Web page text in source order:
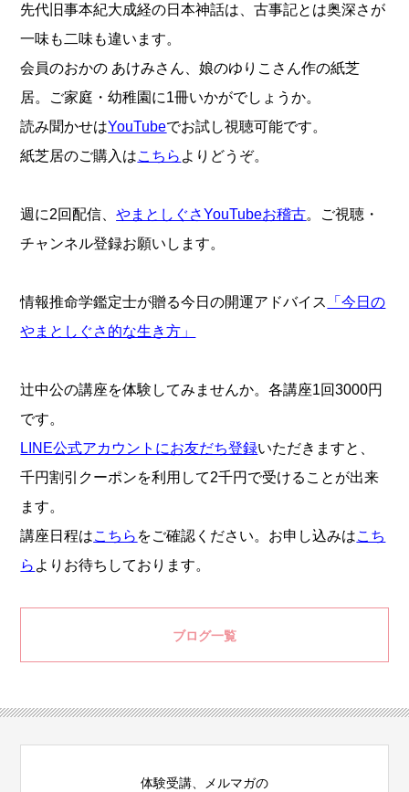
先代旧事本紀大成経の日本神話は、古事記とは奥深さが
一味も二味も違います。
会員のおかの あけみさん、娘のゆりこさん作の紙芝
居。ご家庭・幼稚園に1冊いかがでしょうか。
読み聞かせはYouTubeでお試し視聴可能です。
紙芝居のご購入はこちら よりどうぞ。
週に2回配信、やまとしぐさYouTubeお稽古。ご視聴・
チャンネル登録お願いします。
情報推命学鑑定士が贈る今日の開運アドバイス
「今日の
やまとしぐさ的な生き方」
辻中公の講座を体験してみませんか。各講座1回3000円
です。
LINE公式アカウントにお友だち登録いただきますと、
千円割引クーポンを利用して2千円で受けることが出来
ます。
講座日程はこちら をご確認ください。お申し込みはこち
ら よりお待ちしております。
ブログ一覧
体験受講、メルマガの